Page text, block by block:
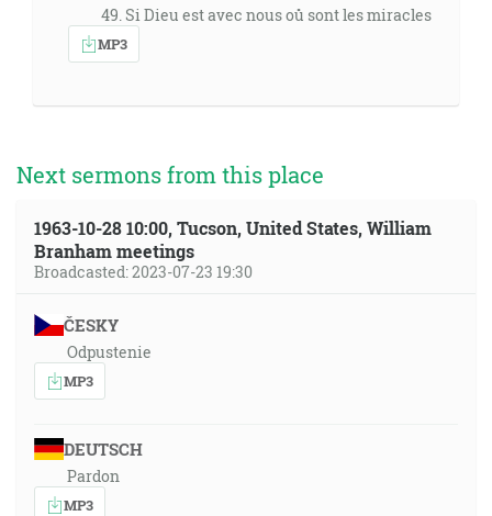
49. Si Dieu est avec nous oů sont les miracles
MP3
Next sermons from this place
1963-10-28 10:00, Tucson, United States, William
Branham meetings
Broadcasted: 2023-07-23 19:30
ČESKY
Odpustenie
MP3
DEUTSCH
Pardon
MP3